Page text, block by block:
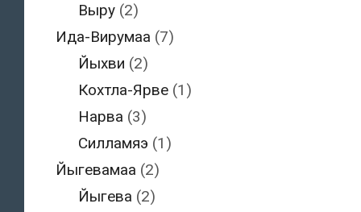
Выру (2)
Ида-Вирумаа (7)
Йыхви (2)
Кохтла-Ярве (1)
Нарва (3)
Силламяэ (1)
Йыгевамаа (2)
Йыгева (2)